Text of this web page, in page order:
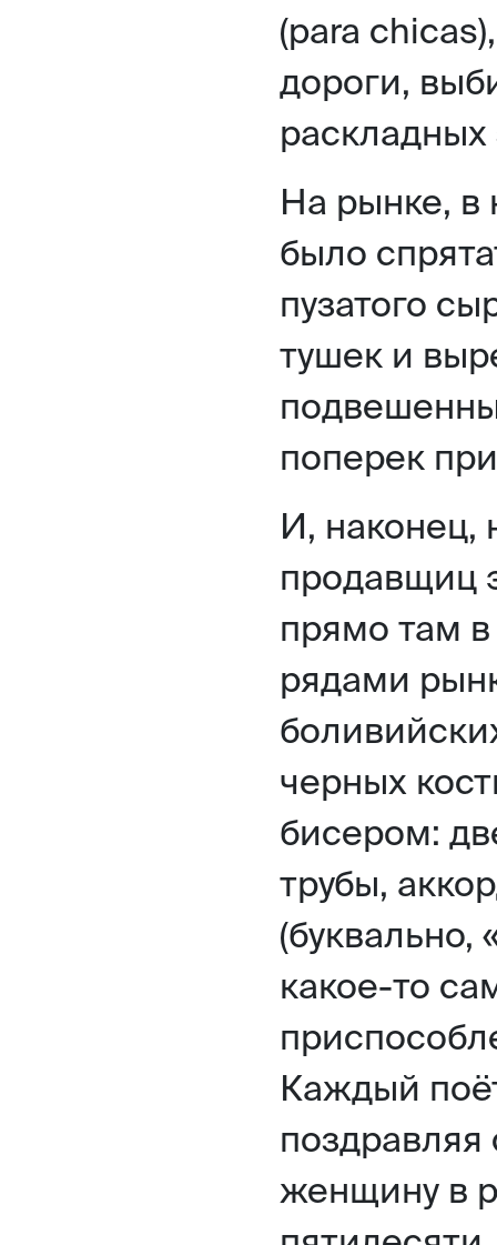
(para
дороги,
На рынке, в
было
пузатого
тушек и
поперек
И, наконец,
продавщиц
прямо там
рядами
черных
бисером:
трубы,
(буквально,
какое-то
Каждый
женщину в